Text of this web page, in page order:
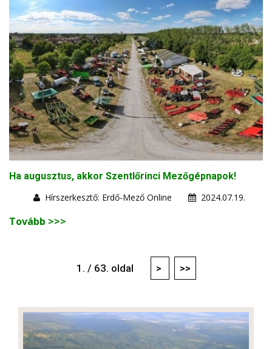
Ha augusztus, akkor Szentlőrinci Mezőgépnapok!
Hírszerkesztő: Erdő-Mező Online
2024.07.19.
Tovább >>>
1. / 63. oldal > >>